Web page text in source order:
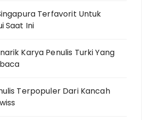
Terfavorit Untuk
Saat Ini
Karya Penulis Turki Yang
Terpopuler Dari Kancah